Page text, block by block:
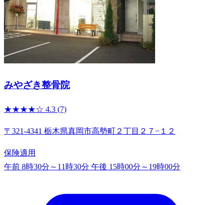
みやざき整骨院
★★★★☆ 4.3 (7)
〒321-4341 栃木県真岡市高勢町２丁目２７−１２
保険適用
午前 8時30分～11時30分 午後 15時00分～19時00分